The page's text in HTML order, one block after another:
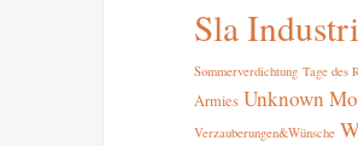
Sla
Sommerverdichtung Tage des
Armies Unknown
Verzauberungen&Wünsche